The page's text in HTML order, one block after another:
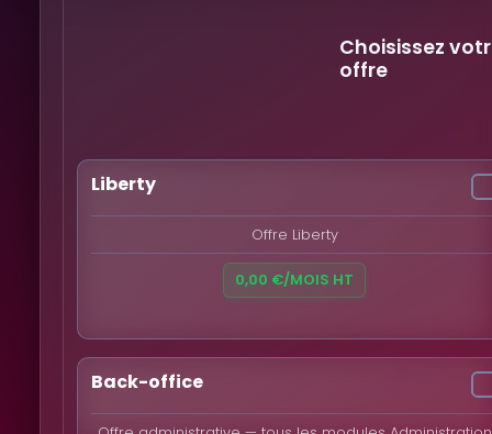
Choisissez
offre
Liberty
Offre Liberty
0,00 €/MOIS HT
Back-office